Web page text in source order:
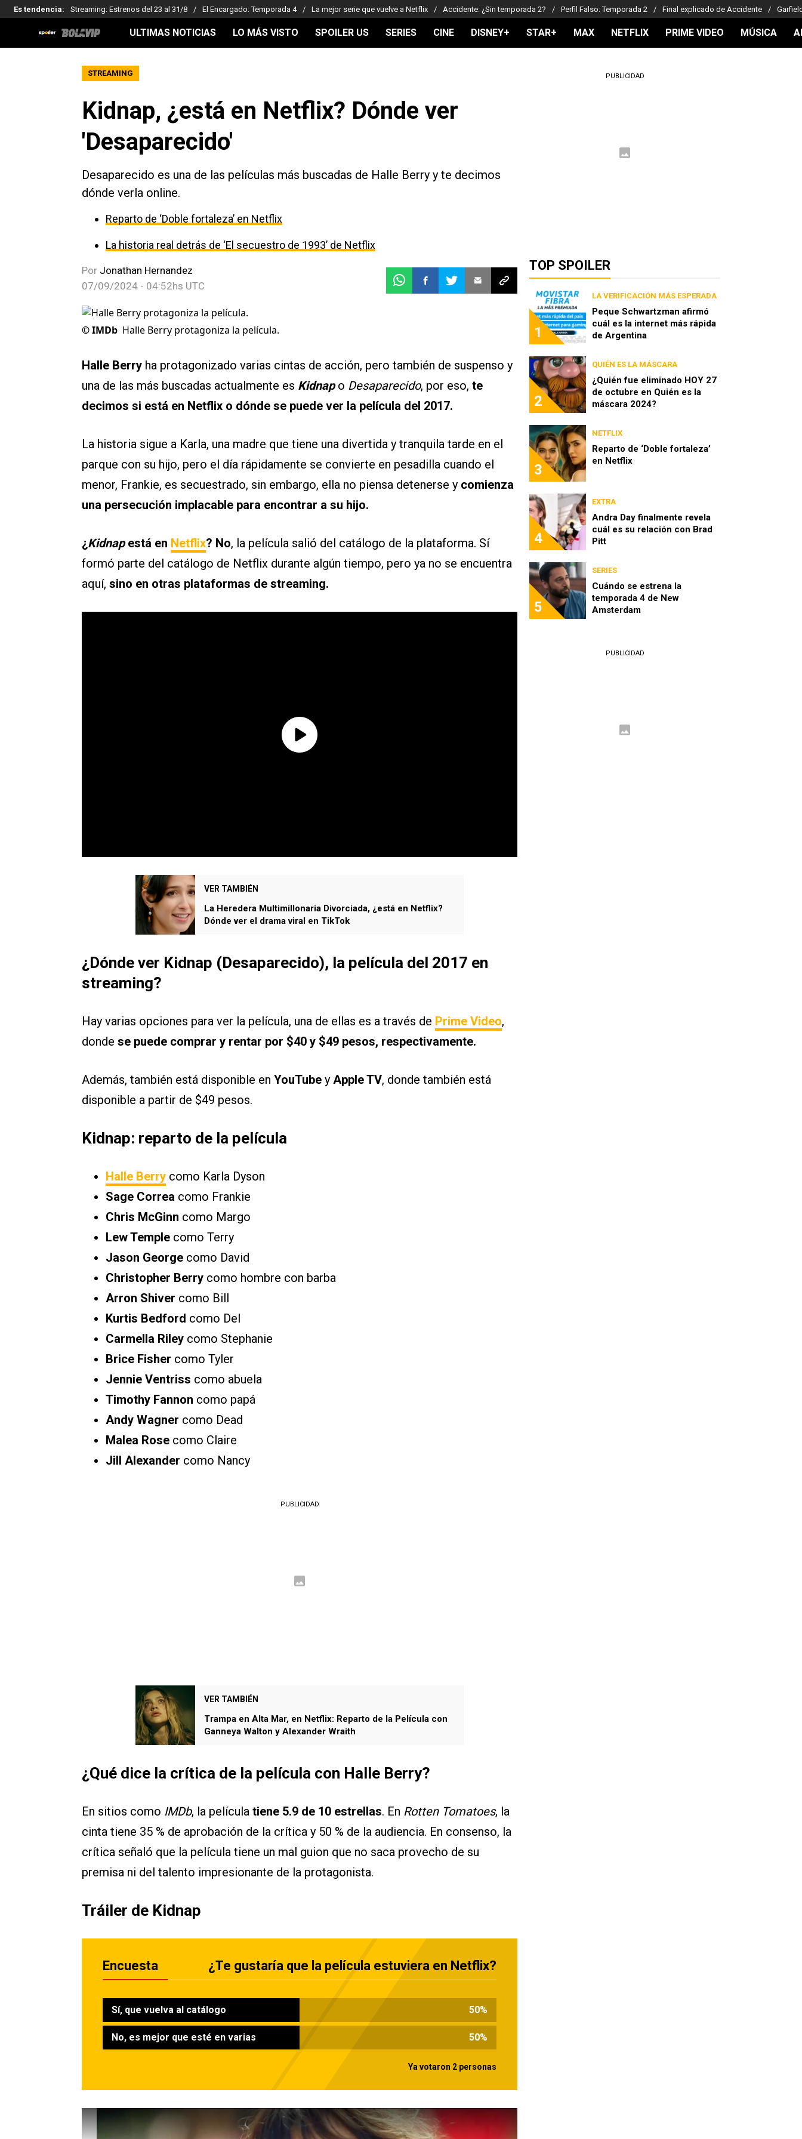
Es tendencia: Streaming: Estrenos del 23 al 31/8 El Encargado: Temporada 4 La mejor serie que vuelve a Netflix Accidente: ¿Sin temporada 2? Perfil Falso: Temporada 2 Final explicado de Accidente
ULTIMAS NOTICIAS LO MÁS VISTO SPOILER US SERIES CINE DISNEY+ STAR+ MAX NETFLIX PRIME VIDEO MÚSICA
STREAMING
Kidnap, ¿está en Netflix? Dónde ver
'Desaparecido'
Desaparecido es una de las películas más buscadas de Halle Berry y te decimos
dónde verla online.
Reparto de ‘Doble fortaleza’ en Netflix
La historia real detrás de ‘El secuestro de 1993’ de Netflix
Por Jonathan Hernandez
07/09/2024 - 04:52hs UTC
©IMDb Halle Berry protagoniza la película.
Halle Berry ha protagonizado varias cintas de acción, pero también de suspenso y
una de las más buscadas actualmente es Kidnapo Desaparecido, por eso, te
decimos si está en Netflix o dónde se puede ver la película del 2017.
La historia sigue a Karla, una madre que tiene una divertida y tranquila tarde en el
parque con su hijo, pero el día rápidamente se convierte en pesadilla cuando el
menor, Frankie, es secuestrado, sin embargo, ella no piensa detenerse y comienza
una persecución implacable para encontrar a su hijo.
¿Kidnapestá en Netflix? No, la película salió del catálogo de la plataforma. Sí
formó parte del catálogo de Netflix durante algún tiempo, pero ya no se encuentra
aquí, sino en otras plataformas de streaming.
VER TAMBIÉN
La Heredera Multimillonaria Divorciada, ¿está en Netflix?
Dónde ver el drama viral en TikTok
¿Dónde ver Kidnap (Desaparecido), la película del 2017 en
streaming?
Hay varias opciones para ver la película, una de ellas es a través de Prime Video,
donde se puede comprar y rentar por $40 y $49 pesos, respectivamente.
Además, también está disponible en YouTube y Apple TV, donde también está
disponible a partir de $49 pesos.
Kidnap: reparto de la película
Halle Berry como Karla Dyson
Sage Correa como Frankie
Chris McGinn como Margo
Lew Temple como Terry
Jason George como David
Christopher Berry como hombre con barba
Arron Shiver como Bill
Kurtis Bedford como Del
Carmella Riley como Stephanie
Brice Fisher como Tyler
Jennie Ventriss como abuela
Timothy Fannon como papá
Andy Wagner como Dead
Malea Rose como Claire
Jill Alexander como Nancy
PUBLICIDAD
VER TAMBIÉN
Trampa en Alta Mar, en Netflix: Reparto de la Película con
Ganneya Walton y Alexander Wraith
¿Qué dice la crítica de la película con Halle Berry?
En sitios como IMDb, la película tiene 5.9 de 10 estrellas. En Rotten Tomatoes, la
cinta tiene 35 % de aprobación de la crítica y 50 % de la audiencia. En consenso, la
crítica señaló que la película tiene un mal guion que no saca provecho de su
premisa ni del talento impresionante de la protagonista.
Tráiler de Kidnap
Encuesta ¿Te gustaría que la película estuviera en Netflix?
Sí, que vuelva al catálogo 50%
No, es mejor que esté en varias 50%
Ya votaron 2 personas
PUBLICIDAD
TOP SPOILER
1
LA VERIFICACIÓN MÁS ESPERADA
Peque Schwartzman afirmó
cuál es la internet más rápida
de Argentina
2
QUIÉN ES LA MÁSCARA
¿Quién fue eliminado HOY 27
de octubre en Quién es la
máscara 2024?
3
NETFLIX
Reparto de ‘Doble fortaleza’
en Netflix
4
EXTRA
Andra Day finalmente revela
cuál es su relación con Brad
Pitt
5
SERIES
Cuándo se estrena la
temporada 4 de New
Amsterdam
PUBLICIDAD